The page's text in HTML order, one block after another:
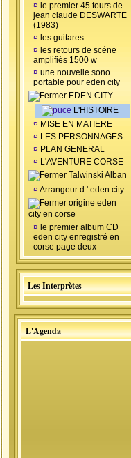
¤ le premier 45 tours de
jean claude DESWARTE
(1983)
¤ les guitares
¤ les retours de scéne
amplifiés 1500 w
¤ une nouvelle sono
portable pour eden city
EDEN CITY
L'HISTOIRE
¤ MISE EN MATIERE
¤ LES PERSONNAGES
¤ PLAN GENERAL
¤ L'AVENTURE CORSE
Talwinski Alban
¤ Arrangeur d ' eden city
origine eden
city en corse
¤ le premier album CD
eden city enregistré en
corse page deux
Les Interprètes
L'Agenda